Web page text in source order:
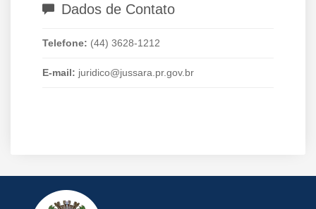
Dados de Contato
Telefone: (44) 3628-1212
E-mail: juridico@jussara.pr.gov.br